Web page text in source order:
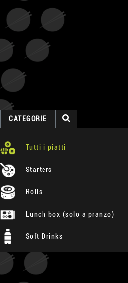
CATEGORIE
Tutti i piatti
Starters
Rolls
Lunch box (solo a pranzo)
Soft Drinks